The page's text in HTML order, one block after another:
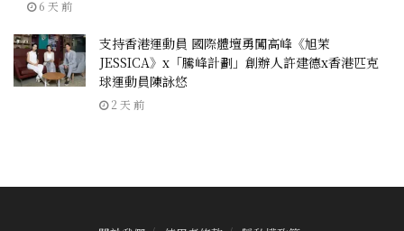
6 天 前
支持香港運動員 國際體壇勇闖高峰《旭茉
JESSICA》x「騰峰計劃」創辦人許建德x香港匹克
球運動員陳詠悠
2 天 前